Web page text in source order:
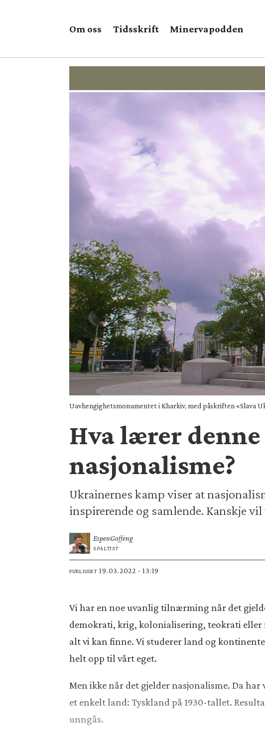
Om oss Tidsskrift Minervapodden
Uavhengighetsmonumentet i Kharkiv, med påskriften «Slava
Hva lærer
nasjonalisme?
Ukrainernes kamp viser at
inspirerende og samlende. Kanskje
EspenGoffeng
SPALTIST
PUBLISERT 19.03.2022 - 13:19
Vi har en noe uvanlig tilnærming når det
demokrati, krig, kolonialisering, teokrati eller
alt vi kan finne. Vi studerer land og
helt opp til vårt eget.
Men ikke når det gjelder nasjonalisme. Da
et enkelt land: Tyskland på 1930-tallet.
unngås.